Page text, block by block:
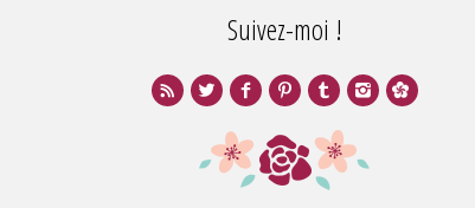
Suivez-moi !